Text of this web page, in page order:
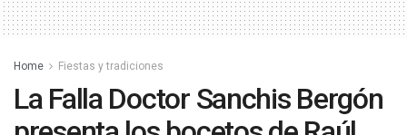
Home Fiestas y tradiciones
La Falla Doctor Sanchis Bergón